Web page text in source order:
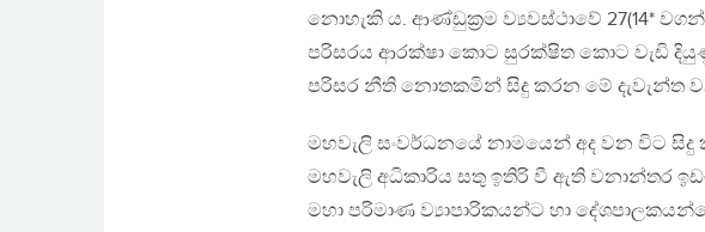
නොහැකි ය. ආණ්ඩුක‍්‍රම ව්‍යවස්ථාවේ 27(14*
පරිසරය ආරක්ෂා කොට සුරක්ෂිත කොට වැඩි
පරිසර නීති නොතකමින් සිදු කරන මේ දැවැන්ත
මහවැලි සංවර්ධනයේ නාමයෙන් අද වන විට
මහවැලි අධිකාරිය සතු ඉතිරි වී ඇති වනාන්තර
මහා පරිමාණ ව්‍යාපාරිකයන්ට හා